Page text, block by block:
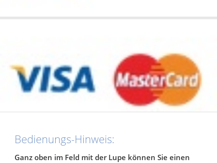
Bedienungs-Hinweis:
Ganz oben im Feld mit der Lupe können Sie einen